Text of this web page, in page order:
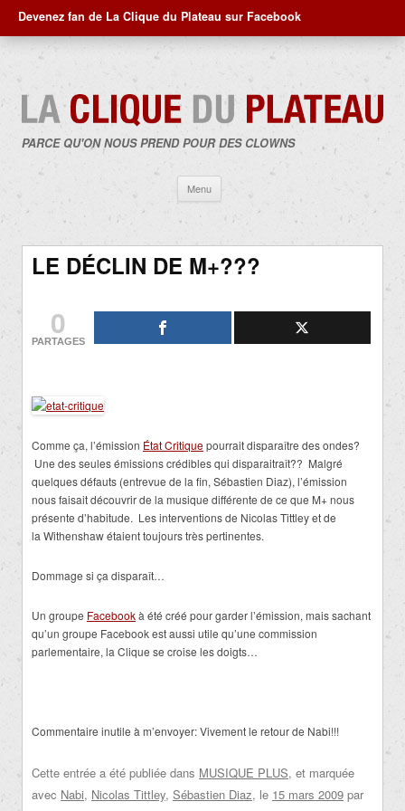
Devenez fan de La Clique du Plateau sur Facebook
PARCE QU'ON NOUS PREND POUR DES CLOWNS
Menu
contenu
LE DÉCLIN DE M+???
0
PARTAGES
Comme ça, l’émission État Critiquepourrait disparaître des ondes?
Une des seules émissions crédibles qui disparaitraît?? Malgré
quelques défauts (entrevue de la fin, Sébastien Diaz), l’émission
nous faisait découvrir de la musique différente de ce que M+ nous
présente d’habitude. Les interventions de Nicolas Tittley et de
la Withenshaw étaient toujours très pertinentes.
Dommage si ça disparaît…
Un groupe Facebookà été créé pour garder l’émission, mais sachant
qu’un groupe Facebook est aussi utile qu’une commission
parlementaire, la Clique se croise les doigts…
Commentaire inutile à m’envoyer: Vivement le retour de Nabi!!!
Cette entrée a été publiée dans MUSIQUE PLUS, et marquée
avec Nabi, Nicolas Tittley, Sébastien Diaz, le 15 mars 2009 par